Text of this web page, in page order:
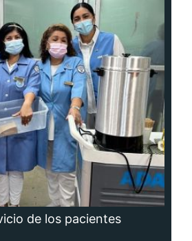
de los pacientes